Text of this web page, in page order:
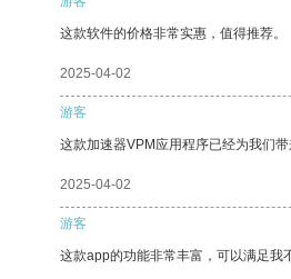
这款软件的价格非常实惠，值得推荐。
2025-04-02
游客
这款加速器VPM应用程序已经为我们
2025-04-02
游客
这款app的功能非常丰富，可以满足我